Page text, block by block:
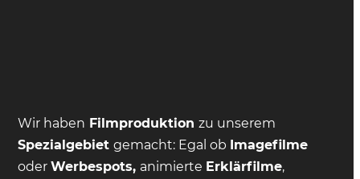
Wir haben Filmproduktionzu unserem
Spezialgebietgemacht: Egal ob Imagefilme
oderWerbespots, animierte Erklärfilme,